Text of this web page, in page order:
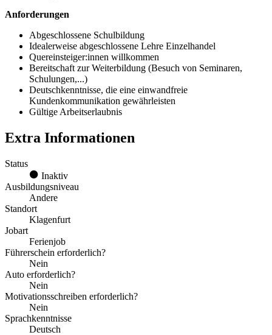
Anforderungen
Abgeschlossene Schulbildung
Idealerweise abgeschlossene Lehre Einzelhandel
Quereinsteiger:innen willkommen
Bereitschaft zur Weiterbildung (Besuch von Seminaren,
Schulungen,...)
Deutschkenntnisse, die eine einwandfreie
Kundenkommunikation gewährleisten
Gültige Arbeitserlaubnis
Extra Informationen
Status
Inaktiv
Ausbildungsniveau
Andere
Standort
Klagenfurt
Jobart
Ferienjob
Führerschein erforderlich?
Nein
Auto erforderlich?
Nein
Motivationsschreiben erforderlich?
Nein
Sprachkenntnisse
Deutsch